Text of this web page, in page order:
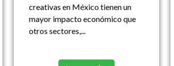
creativas en México tienen un
mayor impacto económico que
otros sectores,...